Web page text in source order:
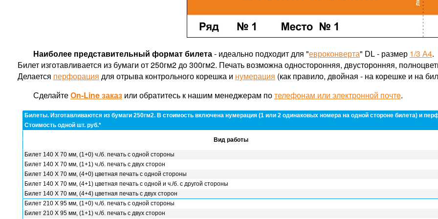
Наиболее представительный формат билета- идеально подходит для "евроконверта" DL - размер 1/3 А4.
Билет изготавливается из бумаги от 250гм2 до 300гм2. Печать возможна односторонняя, двусторонняя,
Делается перфорация для отрыва контрольного корешка и нумерация (как правило, двойная - на корешке и на
СделайтеOn-Line заказили обратитесь к нашим менеджерам потелефонам или электронной почте.
Билеты
Изготавливаются из бумаги 250гм2. В стоимость включена нумерация (1 или 2 одинаковых номера на одной стороне билета) и перфорация
100
Билет 140x70 мм
(1+0) ч./б. печать с одной стороны
14,7
(1+1) ч./б. печать с двух сторон
Билеты. Изготавливаются из бумаги 250гм2. В стоимость включена нумерация (1 или 2 одинаковых номера на одной стороне билета) и
Стоимость одной шт. руб.*
Вид работы
Билет 140 Х 70 мм, (1+0) ч./б. печать с одной стороны
Билет 140 Х 70 мм, (1+1) ч./б. печать с двух сторон
Билет 140 Х 70 мм, (4+0) цветная печать с одной стороны
Билет 140 Х 70 мм, (4+1) цветная печать с одной и ч./б. с другой стороны
Билет 140 Х 70 мм, (4+4) цветная печать с двух сторон
Билет 210 Х 95 мм, (1+0) ч./б. печать с одной стороны
Билет 210 Х 95 мм, (1+1) ч./б. печать с двух сторон